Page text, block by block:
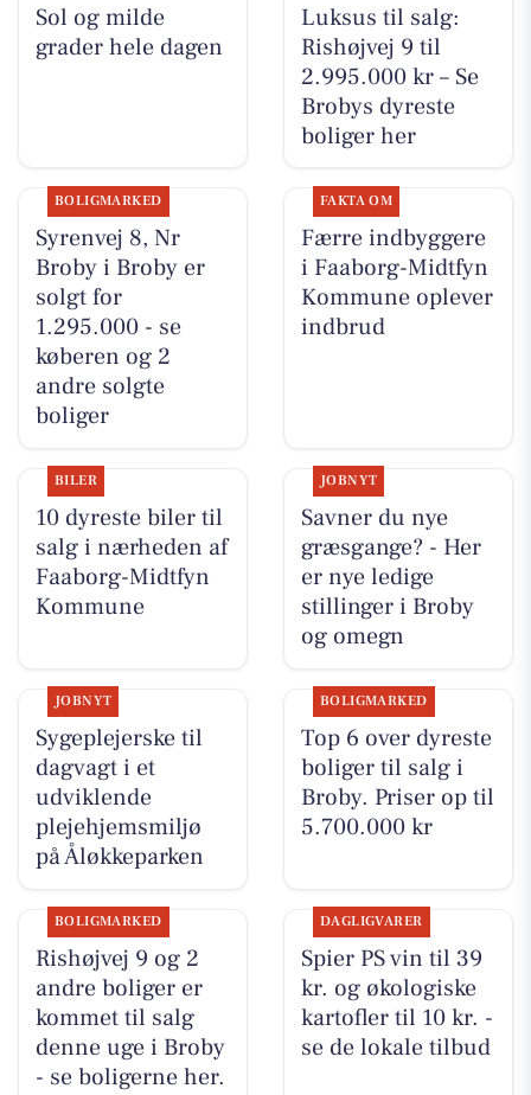
Sol og milde
grader hele dagen
Luksus til salg:
Rishøjvej 9 til
2.995.000 kr – Se
Brobys dyreste
boliger her
BOLIGMARKED
Syrenvej 8, Nr
Broby i Broby er
solgt for
1.295.000 - se
køberen og 2
andre solgte
boliger
FAKTA OM
Færre indbyggere
i Faaborg-Midtfyn
Kommune oplever
indbrud
BILER
10 dyreste biler til
salg i nærheden af
Faaborg-Midtfyn
Kommune
JOBNYT
Savner du nye
græsgange? - Her
er nye ledige
stillinger i Broby
og omegn
JOBNYT
Sygeplejerske til
dagvagt i et
udviklende
plejehjemsmiljø
på Åløkkeparken
BOLIGMARKED
Top 6 over dyreste
boliger til salg i
Broby. Priser op til
5.700.000 kr
BOLIGMARKED
Rishøjvej 9 og 2
andre boliger er
kommet til salg
denne uge i Broby
- se boligerne her.
DAGLIGVARER
Spier PS vin til 39
kr. og økologiske
kartofler til 10 kr. -
se de lokale tilbud